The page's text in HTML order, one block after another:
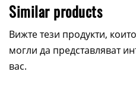
Similar products
Вижте тези продукти,
могли да представляват
вас.